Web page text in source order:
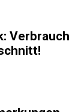
Verbrauch